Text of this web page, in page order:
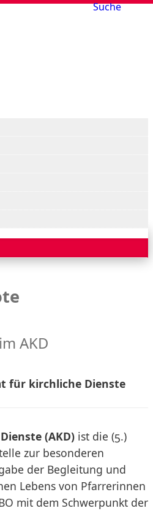
Suche
AKD
für kirchliche Dienste
(AKD) ist die (5.)
zur besonderen
der Begleitung und
Lebens von Pfarrerinnen
mit dem Schwerpunkt der